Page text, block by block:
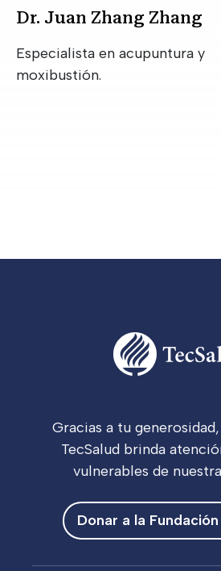
Dr. Juan Zhang Zhang
Especialista en acupuntura y
moxibustión.
Gracias a tu
TecSalud brinda
vulnerables de
Donar a la